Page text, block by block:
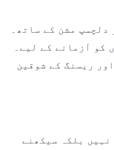
دلچسپ مشن کے ساتھ۔
کو آزمانے کے لیے۔
ریسنگ کے شوقین
بلکہ سیکھنے